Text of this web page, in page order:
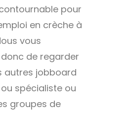
pour
en crèche à
vous
de regarder
autres jobboard
spécialiste ou
groupes de